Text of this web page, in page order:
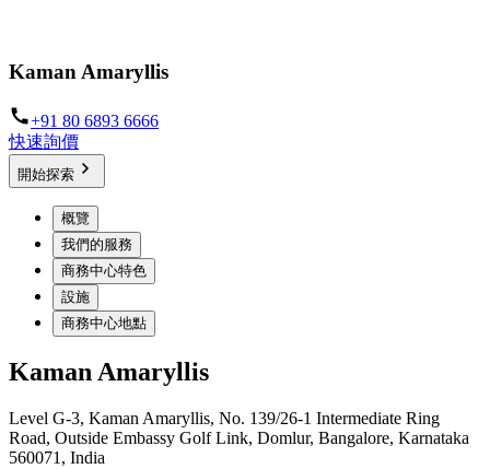
Kaman Amaryllis
+91 80 6893 6666
快速詢價
開始探索
概覽
我們的服務
商務中心特色
設施
商務中心地點
Kaman Amaryllis
Level G-3, Kaman Amaryllis, No. 139/26-1 Intermediate Ring
Road, Outside Embassy Golf Link, Domlur, Bangalore, Karnataka
560071, India